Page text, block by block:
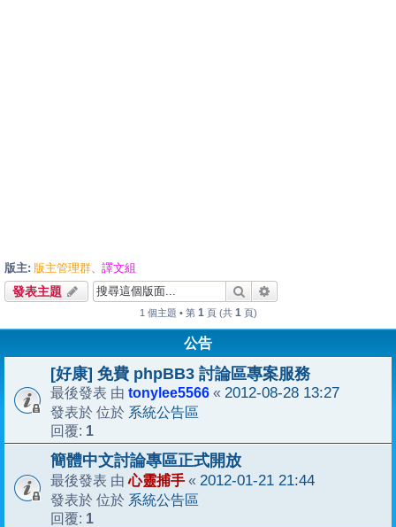
版主: 版主管理群、 譯文組
發表主題 搜尋
1 個主題 • 第 1 頁 (共 1 頁)
公告
[好康] 免費 phpBB3 討論區專案服務
最後發表 由 tonylee5566 « 2012-08-28 13:27
發表於 位於 系統公告區
回覆: 1
簡體中文討論專區正式開放
最後發表 由心靈捕手 « 2012-01-21 21:44
發表於 位於 系統公告區
回覆: 1